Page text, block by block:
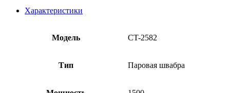
Характеристики
Модель CT-2582
Тип Паровая швабра